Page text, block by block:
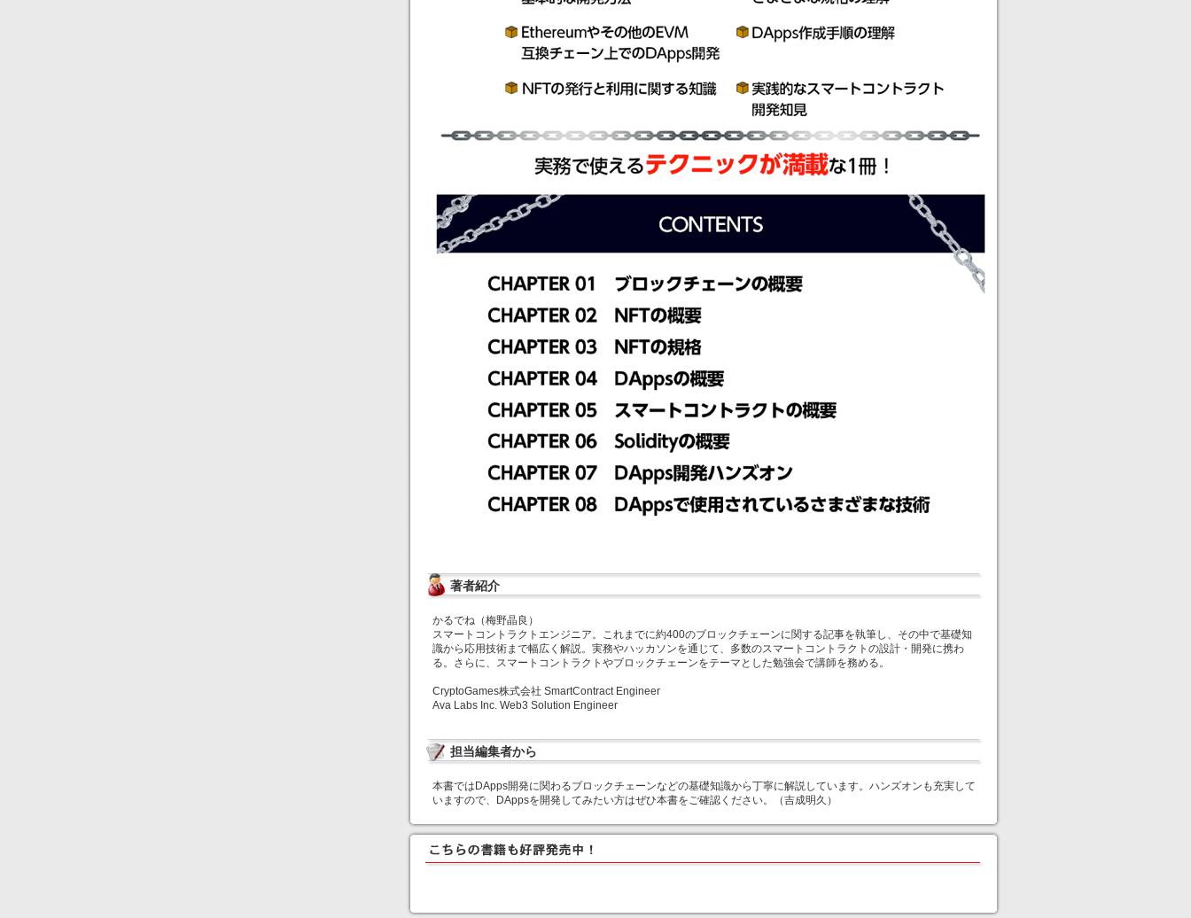
著者紹介
かるでね（梅野晶良）
スマートコントラクトエンジニア。これまでに約400のブロックチェーンに関する記事を執筆し、その中で基礎知
識から応用技術まで幅広く解説。実務やハッカソンを通じて、多数のスマートコントラクトの設計・開発に携わ
る。さらに、スマートコントラクトやブロックチェーンをテーマとした勉強会で講師を務める。
CryptoGames株式会社 SmartContract Engineer
Ava Labs Inc. Web3 Solution Engineer
担当編集者から
本書ではDApps開発に関わるブロックチェーンなどの基礎知識から丁寧に解説しています。ハンズオンも充実して
いますので、DAppsを開発してみたい方はぜひ本書をご確認ください。（吉成明久）